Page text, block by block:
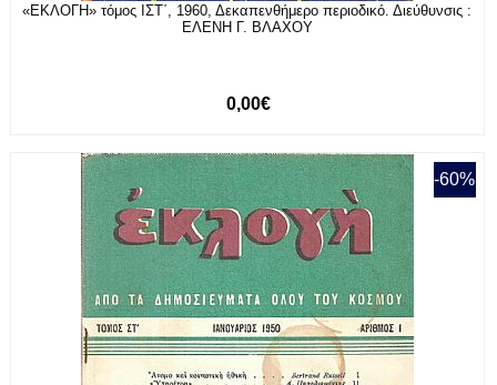
«ΕΚΛΟΓΗ» τόμος ΙΣΤ΄, 1960, Δεκαπενθήμερο περιοδικό. Διεύθυνσις :
ΕΛΕΝΗ Γ. ΒΛΑΧΟΥ
0,00€
-60%